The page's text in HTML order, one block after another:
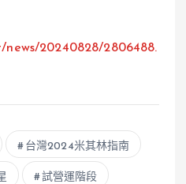
20240828/2806488.
台灣2024米其林指南
試營運階段